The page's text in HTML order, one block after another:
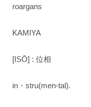
roargans
KAMIYA
[ISŌ] : 位相
in・stru(men-tal).